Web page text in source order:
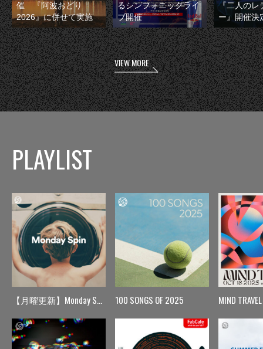
催 『阿波おどり
2026』に併せて実施
るシンフォニックライ
ブ開催
『二人のレ
ー』開催決
VIEW MORE
PLAYLIST
【月曜更新】Monday Spin 100 SONGS OF 2025 MIND TRAVEL